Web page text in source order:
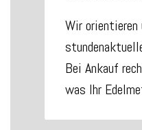
Wir orientieren
Bei Ankauf
was Ihr